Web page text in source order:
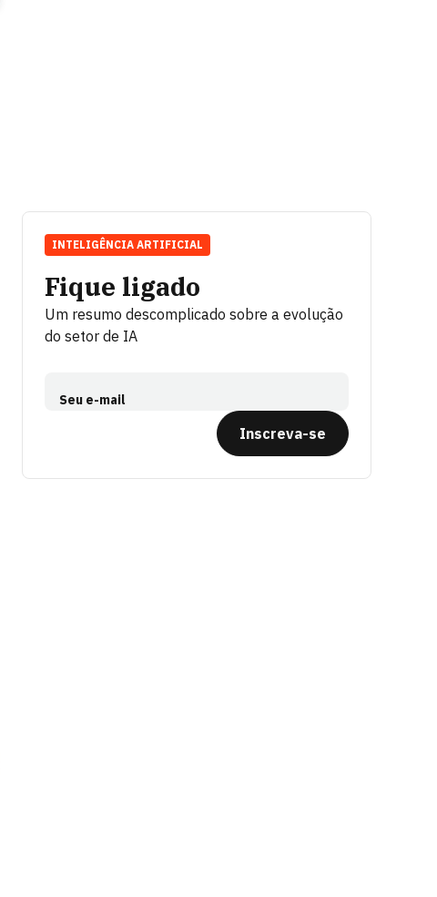
Fique ligado
Um resumo descomplicado sobre a evolução
do setor de IA
Seu e-mail
Inscreva-se
INTELIGÊNCIA ARTIFICIAL